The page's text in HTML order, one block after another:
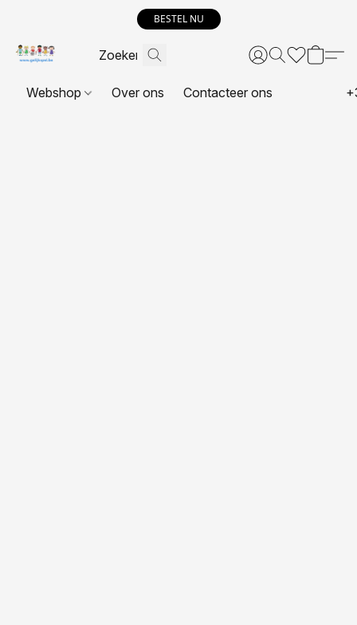
BESTEL NU
Webshop Over ons Contacteer ons